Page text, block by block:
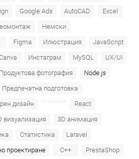
Google Ads AutoCAD
Excel
Немски
Figma Илюстрация
JavaScript
Инстаграм MySQL
UX/UI
Продуктова фотография
Node.js
Предпечатна подготовка
дизайн
React
визуализация
3D анимация
Статистика
Laravel
проектиране C++
PrestaShop